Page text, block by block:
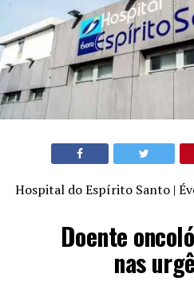
Hospital do Espírito Santo |
Doente
nas